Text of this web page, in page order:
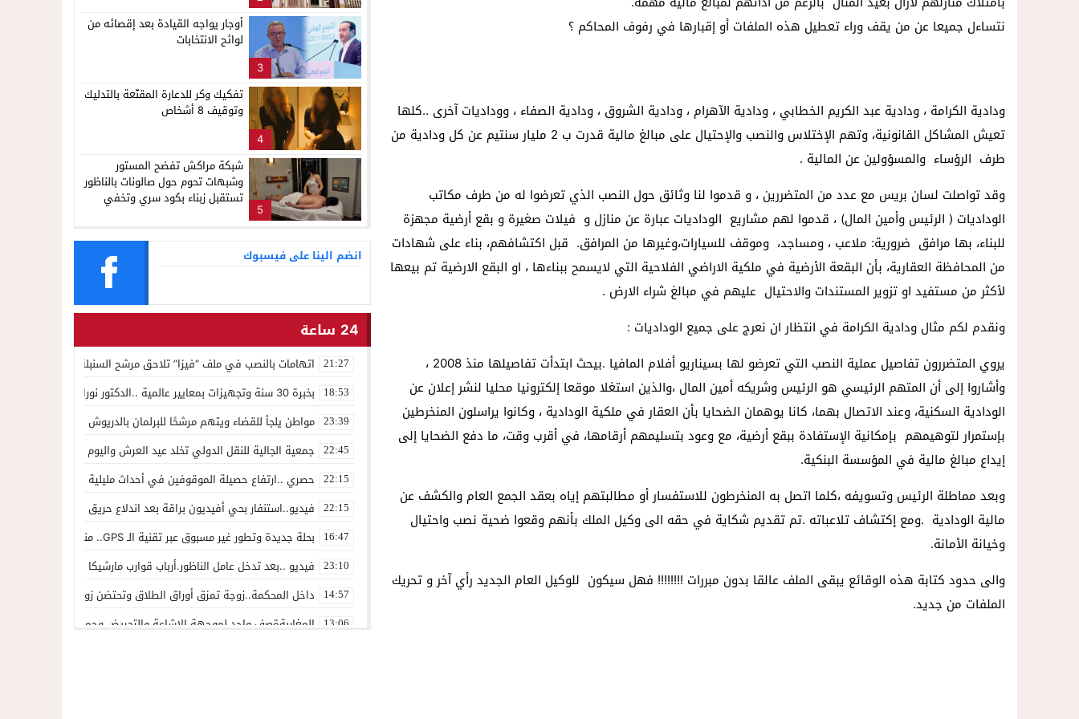
14:57 داخل المحكمة..زوجة تمزق أوراق الطلاق وتحتضن زوجها في لحظة أعادت الأمل المغاربةةصف واحد لموجهة الإشاعة والتحريض وحملات التضليل
نتساءل جميعا عن من يقف وراء تعطيل هذه الملفات أو إقبارها في رفوف المحاكم ؟
ودادية الكرامة ، ودادية عبد الكريم الخطابي ، ودادية الآهرام ، ودادية الشروق ، ودادية الصفاء ، ووداديات آخرى ..كلها
تعيش المشاكل القانونية، وتهم الإختلاس والنصب والإحتيال على مبالغ مالية قدرت ب 2 مليار سنتيم عن كل ودادية من
طرف الرؤساء والمسؤولين عن المالية .
وقد تواصلت لسان بريس مع عدد من المتضررين ، و قدموا لنا وثائق حول النصب الذي تعرضوا له من طرف مكاتب
الوداديات ( الرئيس وأمين المال) ، قدموا لهم مشاريع الوداديات عبارة عن منازل و فيلات صغيرة و بقع أرضية مجهزة
للبناء، بها مرافق ضرورية: ملاعب ، ومساجد، وموقف للسيارات،وغيرها من المرافق. قبل اكتشافهم، بناء على شهادات
من المحافظة العقارية، بأن البقعة الأرضية في ملكية الاراضي الفلاحية التي لايسمح ببناءها ، او البقع الارضية تم بيعها
لأكثر من مستفيد او تزوير المستندات والاحتيال عليهم في مبالغ شراء الارض .
ونقدم لكم مثال ودادية الكرامة في انتظار ان نعرج على جميع الوداديات :
يروي المتضررون تفاصيل عملية النصب التي تعرضو لها بسيناريو أفلام المافيا .بيحث ابتدأت تفاصيلها منذ 2008 ،
وأشاروا إلى أن المتهم الرئيسي هو الرئيس وشريكه أمين المال ،والذين استغلا موقعا إلكترونيا محليا لنشر إعلان عن
الودادية السكنية، وعند الاتصال بهما، كانا يوهمان الضحايا بأن العقار في ملكية الودادية ، وكانوا يراسلون المنخرطين
بإستمرار لتوهيمهم بإمكانية الإستفادة ببقع أرضية، مع وعود بتسليمهم أرقامها، في أقرب وقت، ما دفع الضحايا إلى
إيداع مبالغ مالية في المؤسسة البنكية.
وبعد مماطلة الرئيس وتسويفه ،كلما اتصل به المنخرطون للاستفسار أو مطالبتهم إياه بعقد الجمع العام والكشف عن
مالية الودادية .ومع إكتشاف تلاعباته .تم تقديم شكاية في حقه الى وكيل الملك بأنهم وقعوا ضحية نصب واحتيال
وخيانة الأمانة.
والى حدود كتابة هذه الوقائع يبقى الملف عالقا بدون مبررات !!!!!!!! فهل سيكون للوكيل العام الجديد رأي آخر و تحريك
الملفات من جديد.
3
أوجار يواجه القيادة بعد إقصائه من
لوائح الانتخابات
4
تفكيك وكر للدعارة المقنّعة بالتدليك
وتوقيف 8 أشخاص
5
شبكة مراكش تفضح المستور
وشبهات تحوم حول صالونات بالناظور
تستقبل زبناء بكود سري وتخفي
انضم الينا على فيسبوك
24 ساعة
21:27 اتهامات بالنصب في ملف “فيزا” تلاحق مرشح السنبلة بالدريوش..
18:53 بخبرة 30 سنة وتجهيزات بمعايير عالمية ..الدكتور نورالدين صبار يفتتح عيادته المتخصصة في جراحة العظام بالناظور
23:39 مواطن يلجأ للقضاء ويتهم مرشحًا للبرلمان بالدريوش بالاستيلاء على 22 مليون سنتيم
22:45 جمعية الجالية للنقل الدولي تخلد عيد العرش واليوم الوطني للمهاجر
22:15 حصري ..ارتفاع حصيلة الموقوفين في أحداث مليلية إلى 82 شخصًا وتحقيقات تقود إلى متابعات جنائية ثقيلة
22:15 فيديو..استنفار بحي أفيديون براقة بعد اندلاع حريق داخل ضيعة فلاحية
16:47 بحلة جديدة وتطور غير مسبوق عبر تقنية الـ GPS.. منصة “مرحباناظور” تعزز مكانتها كوجهة أولى لسكان إقليمي الناظور والدريوش
23:10 فيديو ..بعد تدخل عامل الناظور.أرباب قوارب مارشيكا يعلقون احتجاجهم
14:57 داخل المحكمة..زوجة تمزق أوراق الطلاق وتحتضن زوجها في لحظة
13:06 المغاربةةصف واحد لموجهة الإشاعة والتحريض وحملات التضليل